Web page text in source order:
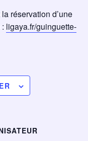
réservation d’une
ligaya.fr/guinguette-